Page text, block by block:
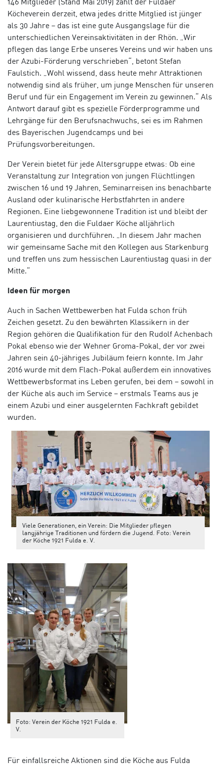
Köcheverein derzeit, etwa jedes dritte Mitglied ist jünger
als 30 Jahre – das ist eine gute Ausgangslage für die
unterschiedlichen Vereinsaktivitäten in der Rhön. „Wir
pflegen das lange Erbe unseres Vereins und wir haben uns
der Azubi-Förderung verschrieben“, betont Stefan
Faulstich. „Wohl wissend, dass heute mehr Attraktionen
notwendig sind als früher, um junge Menschen für unseren
Beruf und für ein Engagement im Verein zu gewinnen.“ Als
Antwort darauf gibt es spezielle Förderprogramme und
Lehrgänge für den Berufsnachwuchs, sei es im Rahmen
des Bayerischen Jugendcamps und bei
Prüfungsvorbereitungen.
Der Verein bietet für jede Altersgruppe etwas: Ob eine
Veranstaltung zur Integration von jungen Flüchtlingen
zwischen 16 und 19 Jahren, Seminarreisen ins benachbarte
Ausland oder kulinarische Herbstfahrten in andere
Regionen. Eine liebgewonnene Tradition ist und bleibt der
Laurentiustag, den die Fuldaer Köche alljährlich
organisieren und durchführen. „In diesem Jahr machen
wir gemeinsame Sache mit den Kollegen aus Starkenburg
und treffen uns zum hessischen Laurentiustag quasi in der
Mitte.“
Ideen für morgen
Auch in Sachen Wettbewerben hat Fulda schon früh
Zeichen gesetzt. Zu den bewährten Klassikern in der
Region gehören die Qualifikation für den Rudolf Achenbach
Pokal ebenso wie der Wehner Groma-Pokal, der vor zwei
Jahren sein 40-jähriges Jubiläum feiern konnte. Im Jahr
2016 wurde mit dem Flach-Pokal außerdem ein innovatives
Wettbewerbsformat ins Leben gerufen, bei dem – sowohl in
der Küche als auch im Service – erstmals Teams aus je
einem Azubi und einer ausgelernten Fachkraft gebildet
wurden.
Viele Generationen, ein Verein: Die Mitglieder pflegen
langjährige Traditionen und fördern die Jugend. Foto: Verein
der Köche 1921 Fulda e. V.
Foto: Verein der Köche 1921 Fulda e.
V.
Für einfallsreiche Aktionen sind die Köche aus Fulda